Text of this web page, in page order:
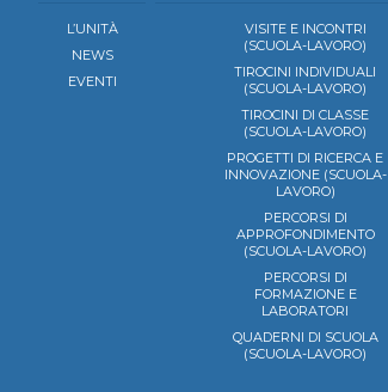
L’UNITÀ
NEWS
EVENTI
VISITE E INCONTRI
(SCUOLA-LAVORO)
TIROCINI INDIVIDUALI
(SCUOLA-LAVORO)
TIROCINI DI CLASSE
(SCUOLA-LAVORO)
PROGETTI DI RICERCA E
INNOVAZIONE (SCUOLA-
LAVORO)
PERCORSI DI
APPROFONDIMENTO
(SCUOLA-LAVORO)
PERCORSI DI
FORMAZIONE E
LABORATORI
QUADERNI DI SCUOLA
(SCUOLA-LAVORO)